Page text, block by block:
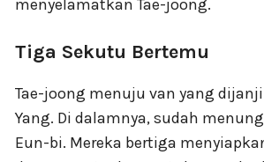
menyelamatkan Tae-joong.
Tiga Sekutu Bertemu
Tae-joong menuju van yang
Yang. Di dalamnya, sudah
Eun-bi. Mereka bertiga